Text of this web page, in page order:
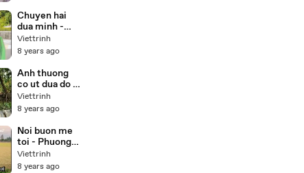
Chuyen hai
dua minh -
Duong hong
loan
Viettrinh
8 years ago
Anh thuong
co ut dua do -
Luu anh
loan,Truong
Viettrinh
8 years ago
Noi buon me
toi - Phuong
my chi (
karaoke)
Viettrinh
8 years ago